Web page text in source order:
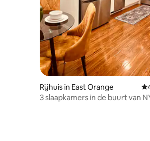
Rijhuis in East Orange
3 slaapkamers in de buurt van